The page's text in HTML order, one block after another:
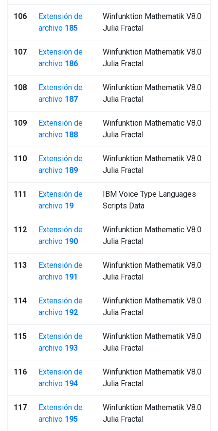
106
Extensión de
archivo 185
Winfunktion Mathematik V8.0
Julia Fractal
107
Extensión de
archivo 186
Winfunktion Mathematik V8.0
Julia Fractal
108
Extensión de
archivo 187
Winfunktion Mathematik V8.0
Julia Fractal
109
Extensión de
archivo 188
Winfunktion Mathematic V8.0
Julia Fractal
110
Extensión de
archivo 189
Winfunktion Mathematik V8.0
Julia Fractal
111
Extensión de
archivo 19
IBM Voice Type Languages
Scripts Data
112
Extensión de
archivo 190
Winfunktion Mathematic V8.0
Julia Fractal
113
Extensión de
archivo 191
Winfunktion Mathematik V8.0
Julia Fractal
114
Extensión de
archivo 192
Winfunktion Mathematik V8.0
Julia Fractal
115
Extensión de
archivo 193
Winfunktion Mathematik V8.0
Julia Fractal
116
Extensión de
archivo 194
Winfunktion Mathematik V8.0
Julia Fractal
117
Extensión de
archivo 195
Winfunktion Mathematik V8.0
Julia Fractal